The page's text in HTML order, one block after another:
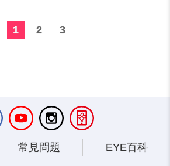
1 2 3
常見問題 EYE百科